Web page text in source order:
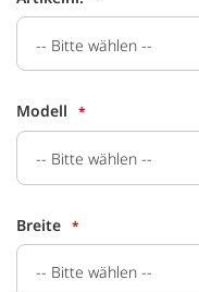
Modell
Breite